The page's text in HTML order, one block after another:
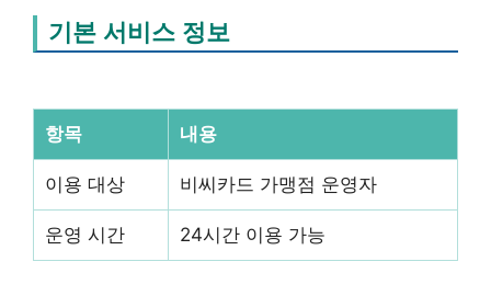
기본 서비스 정보
항목 내용
이용 대상 비씨카드 가맹점 운영자
운영 시간 24시간 이용 가능